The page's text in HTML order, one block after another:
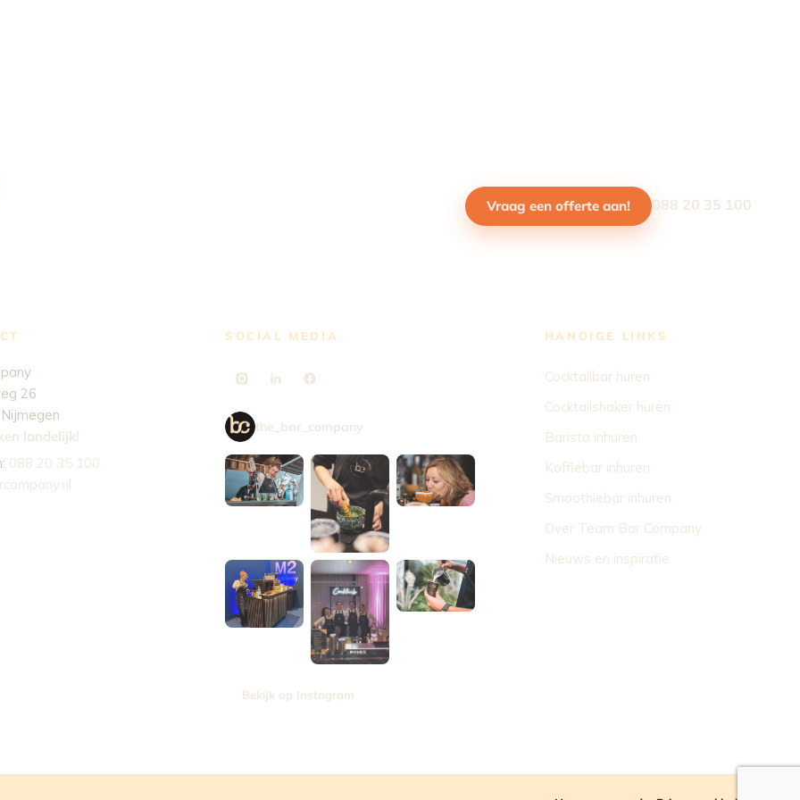
Vraag een offerte aan! 088 20 35 100
26
landelijk!
088 20 35 100
SOCIAL MEDIA
the_bar_company
Bekijk op Instagram
HANDIGE LINKS
Cocktailbar huren
Cocktailshaker huren
Barista inhuren
Koffiebar inhuren
Smoothiebar inhuren
Over Team Bar Company
Nieuws en inspiratie